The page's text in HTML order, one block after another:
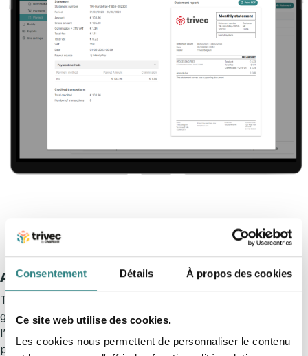
Consentement Détails À propos des cookies
Ce site web utilise des cookies.
Les cookies nous permettent de personnaliser le contenu
A propos de Trivec
Trivec est un fournisseur de systèmes de caisse et de
gestion de boissons actif sur le marché européen de
l’hôtellerie et de la restauration. Ses solutions
permettent d’optimiser le paiement et de simplifier la